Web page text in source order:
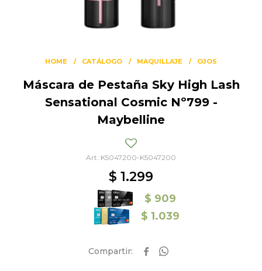
HOME CATÁLOGO MAQUILLAJE OJOS
Máscara de Pestaña Sky High Lash
Sensational Cosmic Nº799 -
Maybelline
K5047200-K5047200
$ 1.299
$ 909
$ 1.039
 